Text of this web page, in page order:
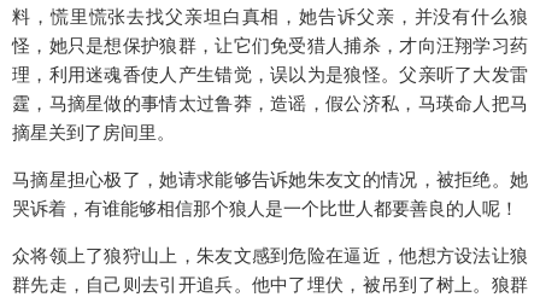
料，慌里慌张去找父亲坦白真相，她告诉父亲，并没有什么狼
怪，她只是想保护狼群，让它们免受猎人捕杀，才向汪翔学习药
理，利用迷魂香使人产生错觉，误以为是狼怪。父亲听了大发雷
霆，马摘星做的事情太过鲁莽，造谣，假公济私，马瑛命人把马
摘星关到了房间里。
马摘星担心极了，她请求能够告诉她朱友文的情况，被拒绝。她
哭诉着，有谁能够相信那个狼人是一个比世人都要善良的人呢！
众将领上了狼狩山上，朱友文感到危险在逼近，他想方设法让狼
群先走，自己则去引开追兵。他中了埋伏，被吊到了树上。狼群